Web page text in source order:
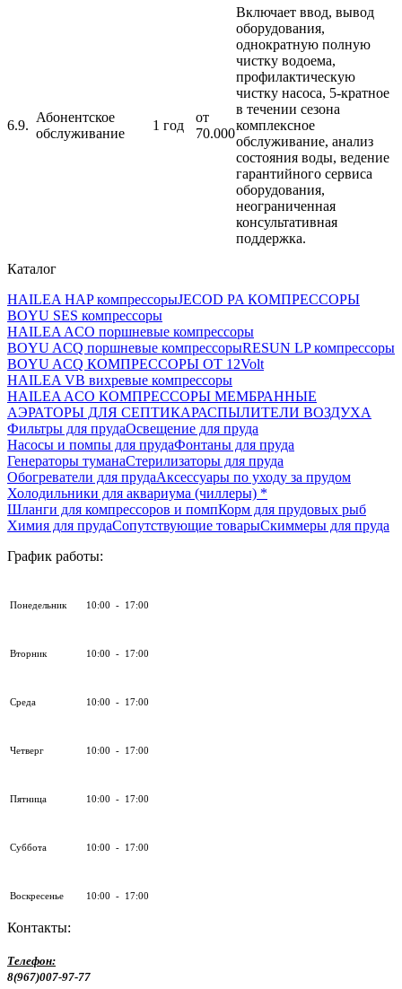
6.9.
Абонентское
обслуживание
1 год
от
70.000
Включает ввод, вывод
оборудования,
однократную полную
чистку водоема,
профилактическую
чистку насоса, 5-кратное
в течении сезона
комплексное
обслуживание, анализ
состояния воды, ведение
гарантийного сервиса
оборудования,
неограниченная
консультативная
поддержка.
Каталог
HAILEA HAP компрессорыJECOD PA КОМПРЕССОРЫ
BOYU SES компрессоры
HAILEA ACO поршневые компрессоры
BOYU ACQ поршневые компрессорыRESUN LP компрессоры
BOYU ACQ КОМПРЕССОРЫ ОТ 12Volt
HAILEA VB вихревые компрессоры
HAILEA ACO КОМПРЕССОРЫ МЕМБРАННЫЕ
АЭРАТОРЫ ДЛЯ СЕПТИКАРАСПЫЛИТЕЛИ ВОЗДУХА
Фильтры для прудаОсвещение для пруда
Насосы и помпы для прудаФонтаны для пруда
Генераторы туманаСтерилизаторы для пруда
Обогреватели для прудаАксессуары по уходу за прудом
Холодильники для аквариума (чиллеры) *
Шланги для компрессоров и помпКорм для прудовых рыб
Химия для прудаСопутствующие товарыСкиммеры для пруда
График работы:
Понедельник 10:00 - 17:00
Вторник 10:00 - 17:00
Среда 10:00 - 17:00
Четверг 10:00 - 17:00
Пятница 10:00 - 17:00
Суббота 10:00 - 17:00
Воскресенье 10:00 - 17:00
Контакты:
Телефон:
8(967)007-97-77